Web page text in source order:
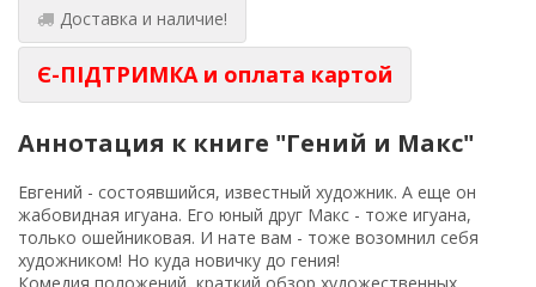
Доставка и наличие!
Є-ПІДТРИМКА и оплата картой
Аннотация к книге "Гений и Макс"
Евгений - состоявшийся, известный художник. А еще он
жабовидная игуана. Его юный друг Макс - тоже игуана,
только ошейниковая. И нате вам - тоже возомнил себя
художником! Но куда новичку до гения!